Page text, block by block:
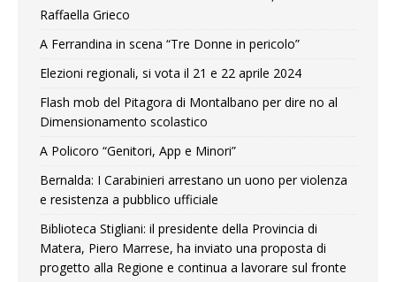
Raffaella Grieco
A Ferrandina in scena “Tre Donne in pericolo”
Elezioni regionali, si vota il 21 e 22 aprile 2024
Flash mob del Pitagora di Montalbano per dire no al
Dimensionamento scolastico
A Policoro “Genitori, App e Minori”
Bernalda: I Carabinieri arrestano un uono per violenza
e resistenza a pubblico ufficiale
Biblioteca Stigliani: il presidente della Provincia di
Matera, Piero Marrese, ha inviato una proposta di
progetto alla Regione e continua a lavorare sul fronte